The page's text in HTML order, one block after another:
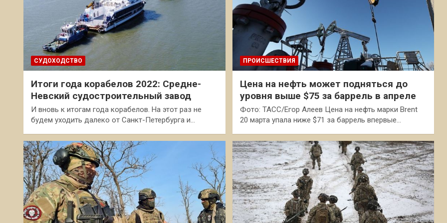
СУДОХОДСТВО
Итоги года корабелов 2022: Средне-
Невский судостроительный завод
И вновь к итогам года корабелов. На этот раз не
будем уходить далеко от Санкт-Петербурга и…
ПРОИСШЕСТВИЯ
Цена на нефть может подняться до
уровня выше $75 за баррель в апреле
Фото: ТАСС/Егор Алеев Цена на нефть марки Brent
20 марта упала ниже $71 за баррель впервые…